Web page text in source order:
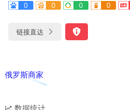
0
0 0 0
链接直达
俄罗斯商家
数据统计